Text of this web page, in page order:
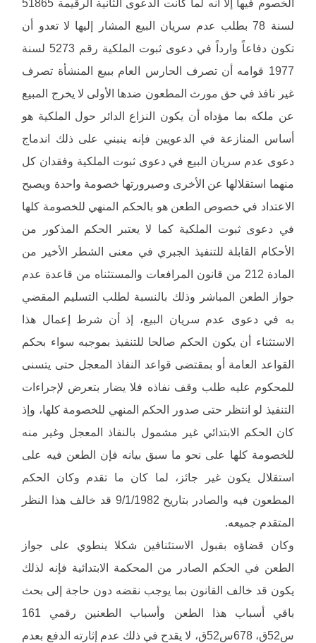
الخصوم فيها إلا أنه لما كانت الدعوى الثانية الرقيمة 51865
لسنة 78 بطلب عدم سريان البيع المشار إليها لا تعدو أن
تكون دفاعاً وارداً في دعوى ثبوت الملكية رقم 5273 لسنة
1977 قوامه أن تصرف الحارس العام ببيع المنشأة تصرف
غير نافذ في حق مورث المطعون ضدها الأولى لا يخرج المبيع
عن ملكه بما مؤداه أن يكون النزاع الدائر حول الملكية هو
أساس المنازعة في الدعويين فإنه ينبني على ذلك اندماج
دعوى عدم سريان البيع في دعوى ثبوت الملكية وفقدان كل
منهما استقلالها عن الأخرى وصيرورتها خصومة واحدة ويصبح
الاعتداد في خصوص الطعن هو بالحكم المنهي للخصومة كلها
في دعوى ثبوت الملكية كما لا يعتبر الحكم المذكور من
الأحكام القابلة للتنفيذ الجبري في معنى الشطر الأخير من
المادة 212 من قانون المرافعات والمستثناه من قاعدة عدم
جواز الطعن المباشر وذلك بالنسبة لطلب التسليم المقضي
به في دعوى عدم سريان البيع، إذ أن شرط إعمال هذا
الاستثناء أن يكون الحكم صالحا للتنفيذ بموجبه سواء بحكم
القواعد العامة أو بمقتضى قواعد النفاذ المعجل حتى يتسنى
للمحكوم عليه طلب وقف نفاذه فلا يضار بتعرض لإجراءات
التنفيذ لو انتظر حتى صدور الحكم المنهي للخصومة كلها، وإذ
كان الحكم الابتدائي غير مشمول بالنفاذ المعجل وغير منه
للخصومة كلها على نحو ما سبق بيانه فإن الطعن فيه على
استقلال يكون غير جائز، لما كان ما تقدم وكان الحكم
المطعون فيه والصادر بتاريخ 9/1/1982 قد خالف هذا النظر
المتقدم جميعه.
وكان قضاؤه بقبول الاستئنافين شكلا ينطوي على جواز
الطعن في الحكم الصادر من المحكمة الابتدائية فإنه لذلك
يكون قد خالف القانون بما يوجب نقضه دون حاجة إلى بحث
باقي أسباب هذا الطعن وأسباب الطعنين رقمي 161
س52ق، 678س52ق، لا يقدح في ذلك عدم إثارته الدفع بعدم